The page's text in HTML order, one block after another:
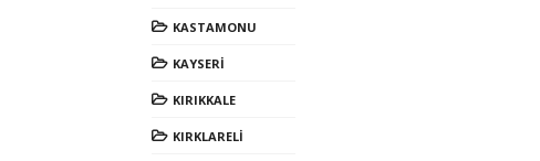
KASTAMONU
KAYSERİ
KIRIKKALE
KIRKLARELİ